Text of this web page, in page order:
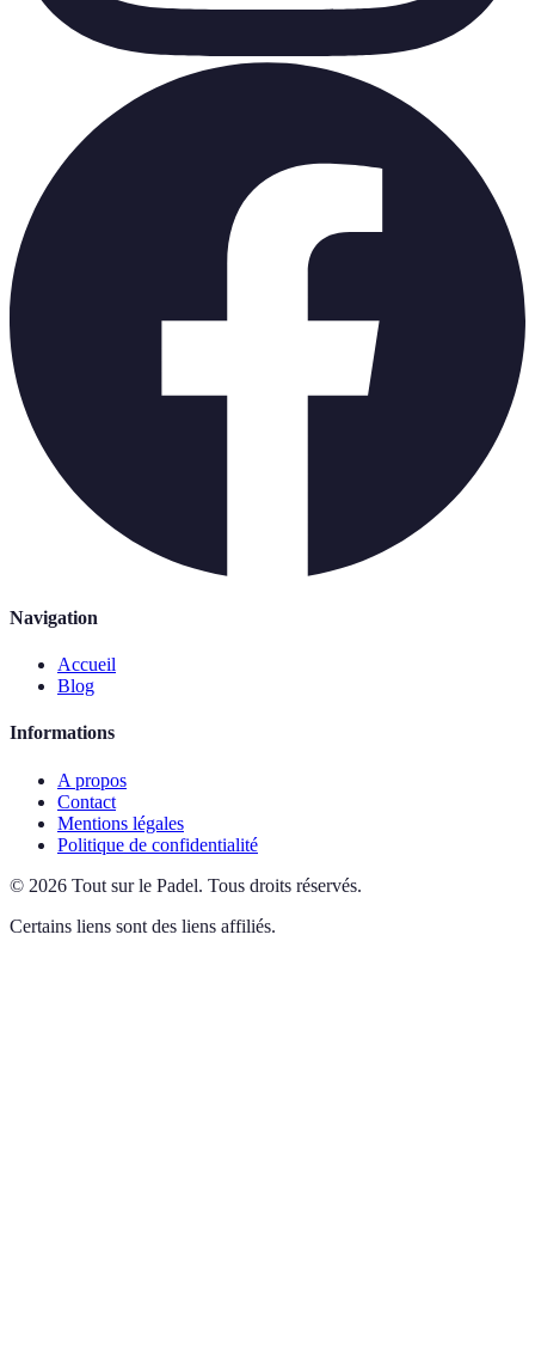
Navigation
Accueil
Blog
Informations
A propos
Contact
Mentions légales
Politique de confidentialité
© 2026 Tout sur le Padel. Tous droits réservés.
Certains liens sont des liens affiliés.